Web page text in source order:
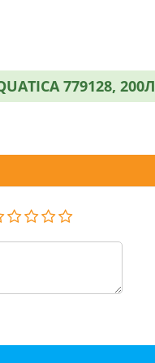
779128, 200Л